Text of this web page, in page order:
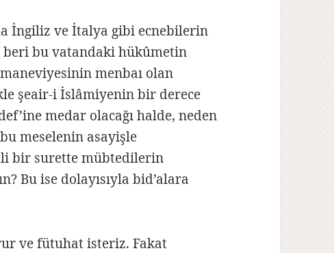
İngiliz ve İtalya gibi ecnebilerin
bu vatandaki hükûmetin
menbaı olan
şeair-i İslâmiyenin bir derece
medar olacağı halde, neden
meselenin asayişle
bir surette mübtedilerin
Bu ise dolayısıyla bid’alara
ve fütuhat isteriz. Fakat